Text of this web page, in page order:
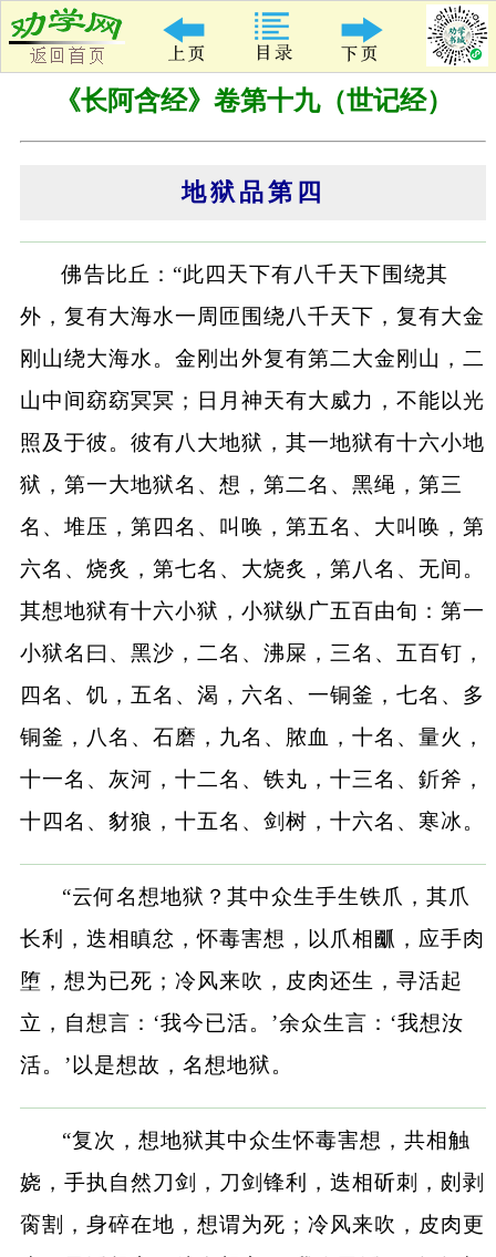
《长阿含经》卷第十九（世记经）
地狱品第四
佛告比丘：“此四天下有八千天下围绕其
外，复有大海水一周匝围绕八千天下，复有大金
刚山绕大海水。金刚出外复有第二大金刚山，二
山中间窈窈冥冥；日月神天有大威力，不能以光
照及于彼。彼有八大地狱，其一地狱有十六小地
狱，第一大地狱名、想，第二名、黑绳，第三
名、堆压，第四名、叫唤，第五名、大叫唤，第
六名、烧炙，第七名、大烧炙，第八名、无间。
其想地狱有十六小狱，小狱纵广五百由旬：第一
小狱名曰、黑沙，二名、沸屎，三名、五百钉，
四名、饥，五名、渴，六名、一铜釜，七名、多
铜釜，八名、石磨，九名、脓血，十名、量火，
十一名、灰河，十二名、铁丸，十三名、釿斧，
十四名、豺狼，十五名、剑树，十六名、寒冰。
“云何名想地狱？其中众生手生铁爪，其爪
长利，迭相瞋忿，怀毒害想，以爪相爴，应手肉
堕，想为已死；冷风来吹，皮肉还生，寻活起
立，自想言：‘我今已活。’余众生言：‘我想汝
活。’以是想故，名想地狱。
“复次，想地狱其中众生怀毒害想，共相触
娆，手执自然刀剑，刀剑锋利，迭相斫刺，㓟剥
脔割，身碎在地，想谓为死；冷风来吹，皮肉更